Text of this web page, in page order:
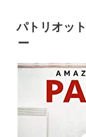
パトリオッ
ー